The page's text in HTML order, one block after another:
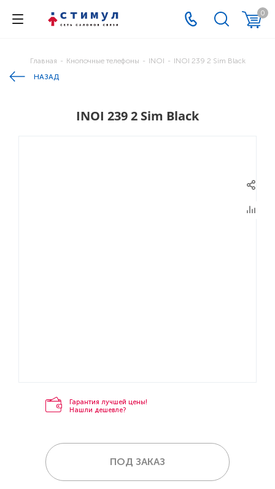
0
Главная - Кнопочные телефоны - INOI - INOI 239 2 Sim Black
НАЗАД
INOI 239 2 Sim Black
Гарантия лучшей цены!
Нашли дешевле?
ПОД ЗАКАЗ